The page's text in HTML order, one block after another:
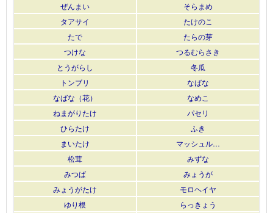
ぜんまい
そらまめ
タアサイ
たけのこ
たで
たらの芽
つけな
つるむらさき
とうがらし
冬瓜
トンブリ
なばな
なばな（花）
なめこ
ねまがりたけ
パセリ
ひらたけ
ふき
まいたけ
マッシュル…
松茸
みずな
みつば
みょうが
みょうがたけ
モロヘイヤ
ゆり根
らっきょう